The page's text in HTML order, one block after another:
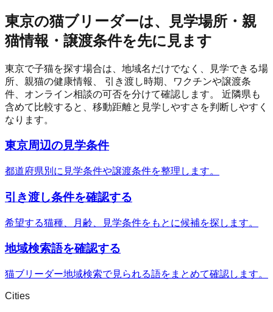
東京の猫ブリーダーは、見学場所・親
猫情報・譲渡条件を先に見ます
東京で子猫を探す場合は、地域名だけでなく、見学できる場
所、親猫の健康情報、 引き渡し時期、ワクチンや譲渡条
件、オンライン相談の可否を分けて確認します。 近隣県も
含めて比較すると、移動距離と見学しやすさを判断しやすく
なります。
東京周辺の見学条件
都道府県別に見学条件や譲渡条件を整理します。
引き渡し条件を確認する
希望する猫種、月齢、見学条件をもとに候補を探します。
地域検索語を確認する
猫ブリーダー地域検索で見られる語をまとめて確認します。
Cities